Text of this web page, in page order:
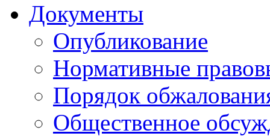
Документы
Опубликование
Нормативные
Порядок
Общественное